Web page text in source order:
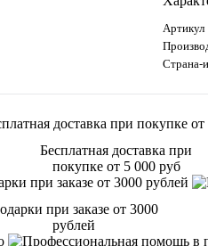
Артикул
Страна-
Бесплатная доставка при
покупке от 5 000 руб
при заказе от 3000
рублей